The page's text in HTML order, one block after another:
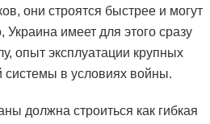
они строятся быстрее и могут
имеет для этого сразу
опыт эксплуатации крупных
системы в условиях войны.
должна строиться как гибкая